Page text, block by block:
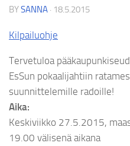
BYSANNA · 18.5.2015
Kilpailuohje
Tervetuloa
EsSun pokaalijahtiin
suunnittelemille radoille!
Aika:
Keskiviikko 27.5.2015,
19.00 välisenä aikana